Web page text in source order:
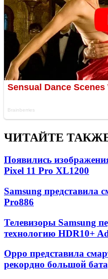
ЧИТАЙТЕ
Появились
Pixel 11 Pro XL1200
Samsung представила
Pro886
Телевизоры Samsung
технологию HDR10+
Oppo представила
рекордно большой